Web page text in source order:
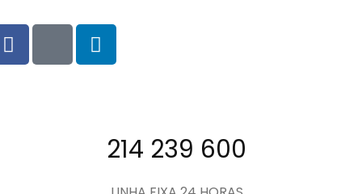
214 239 600